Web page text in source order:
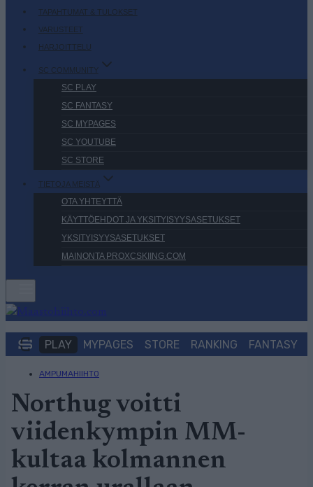
TAPAHTUMAT & TULOKSET
VARUSTEET
HARJOITTELU
SC COMMUNITY
SC PLAY
SC FANTASY
SC MYPAGES
SC YOUTUBE
SC STORE
TIETOJA MEISTÄ
OTA YHTEYTTÄ
KÄYTTÖEHDOT JA YKSITYISYYSASETUKSET
YKSITYISYYSASETUKSET
MAINONTA PROXCSKIING.COM
PLAY MYPAGES STORE RANKING FANTASY
AMPUMAHIIHTO
Northug voitti
viidenkympin MM-
kultaa kolmannen